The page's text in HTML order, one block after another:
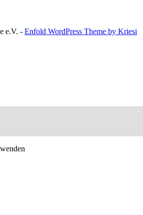
e.V. - Enfold WordPress Theme by Kriesi